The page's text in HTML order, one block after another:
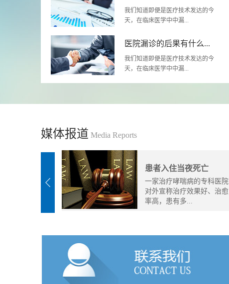
我们知道即便是医疗技术发达的今
天，在临床医学中中漏...
医院漏诊的后果有什么...
我们知道即便是医疗技术发达的今
天，在临床医学中中漏...
媒体报道 Media Reports
患者入住当夜死亡
一家治疗哮喘病的专科医院
对外宣称治疗效果好、治愈
率高，患有多...